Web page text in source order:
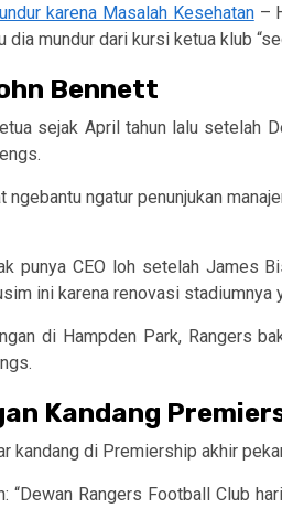
karena Masalah Kesehatan–
dia mundur dari kursi ketua klub
Bennett
sejak April tahun lalu setelah
ngebantu ngatur penunjukan
punya CEO loh setelah James
ini karena renovasi stadiumnya
di Hampden Park, Rangers
Kandang
kandang di Premiership akhir
“Dewan Rangers Football Club